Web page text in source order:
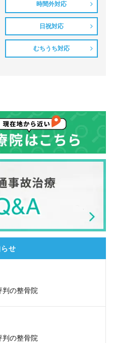
時間外対応
日祝対応
むちうち対応
せ
判の整骨院
判の整骨院